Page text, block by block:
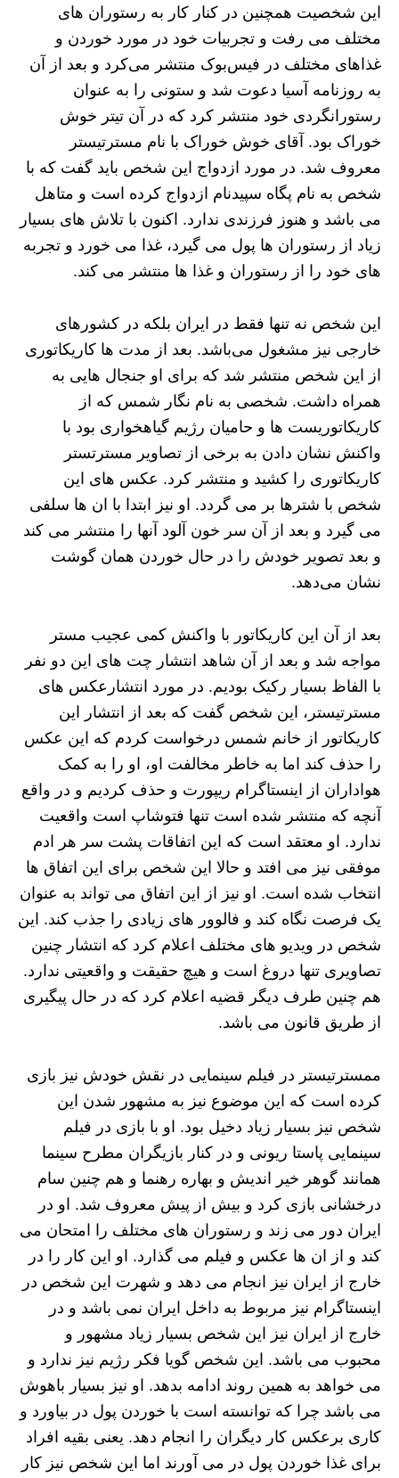
این شخصیت همچنین در کنار کار به رستوران های
مختلف می رفت و تجربیات خود در مورد خوردن و
غذاهای مختلف در فیس‌بوک منتشر می‌کرد و بعد از آن
به روزنامه آسیا دعوت شد و ستونی را به‌ عنوان
رستورانگردی خود منتشر کرد که در آن تیتر خوش
خوراک بود. آقای خوش خوراک با نام مسترتیستر
معروف شد. در مورد ازدواج این شخص باید گفت که با
شخص به نام پگاه سپیدنام ازدواج کرده است و متاهل
می باشد و هنوز فرزندی ندارد. اکنون با تلاش های بسیار
زیاد از رستوران ها پول می گیرد، غذا می خورد و تجربه
های خود را از رستوران و غذا ها منتشر می کند.
این شخص نه تنها فقط در ایران بلکه در کشورهای
خارجی نیز مشغول می‌باشد. بعد از مدت ها کاریکاتوری
از این شخص منتشر شد که برای او جنجال هایی به
همراه داشت. شخصی به نام نگار شمس که از
کاریکاتوریست ها و حامیان رژیم گیاهخواری بود با
واکنش نشان دادن به برخی از تصاویر مسترتستر
کاریکاتوری را کشید و منتشر کرد. عکس های این
شخص با شترها بر می گردد. او نیز ابتدا با ان ها سلفی
می گیرد و بعد از آن سر خون آلود آنها را منتشر می‌ کند
و بعد تصویر خودش را در حال خوردن همان گوشت
نشان می‌دهد.
بعد از آن این کاریکاتور با واکنش کمی عجیب مستر
مواجه شد و بعد از آن شاهد انتشار چت های این دو نفر
با الفاظ بسیار رکیک بودیم. در مورد انتشارعکس های
مسترتیستر، این شخص گفت که بعد از انتشار این
کاریکاتور از خانم شمس درخواست کردم که این عکس
را حذف کند اما به خاطر مخالفت او، او را به کمک
هواداران از اینستاگرام ریپورت و حذف کردیم و در واقع
آنچه که منتشر شده است تنها فتوشاپ است واقعیت
ندارد. او معتقد است که این اتفاقات پشت سر هر ادم
موفقی نیز می افتد و حالا این شخص برای این اتفاق ها
انتخاب شده است. او نیز از این اتفاق می تواند به عنوان
یک فرصت نگاه کند و فالوور های زیادی را جذب کند. این
شخص در ویدیو های مختلف اعلام کرد که انتشار چنین
تصاویری تنها دروغ است و هیچ حقیقت و واقعیتی ندارد.
هم چنین طرف دیگر قضیه اعلام کرد که در حال پیگیری
از طریق قانون می باشد.
ممسترتیستر در فیلم سینمایی در نقش خودش نیز بازی
کرده است که این موضوع نیز به مشهور شدن این
شخص نیز بسیار زیاد دخیل بود. او با بازی در فیلم
سینمایی پاستا ریونی و در کنار بازیگران مطرح سینما
همانند گوهر خیر اندیش و بهاره رهنما و هم چنین سام
درخشانی بازی کرد و بیش از پیش معروف شد. او در
ایران دور می زند و رستوران های مختلف را امتحان می
کند و از ان ها عکس و فیلم می گذارد. او این کار را در
خارج از ایران نیز انجام می دهد و شهرت این شخص در
اینستاگرام نیز مربوط به داخل ایران نمی باشد و در
خارج از ایران نیز این شخص بسیار زیاد مشهور و
محبوب می باشد. این شخص گویا فکر رژیم نیز ندارد و
می خواهد به همین روند ادامه بدهد. او نیز بسیار باهوش
می باشد چرا که توانسته است با خوردن پول در بیاورد و
کاری برعکس کار دیگران را انجام دهد. یعنی بقیه افراد
برای غذا خوردن پول در می آورند اما این شخص نیز کار